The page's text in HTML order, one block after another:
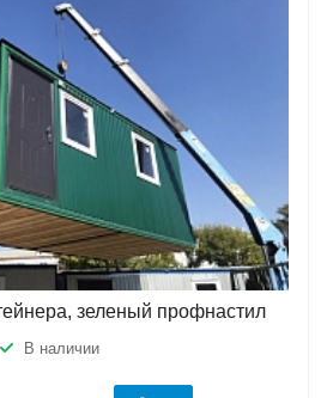
зеленый профнастил
В наличии